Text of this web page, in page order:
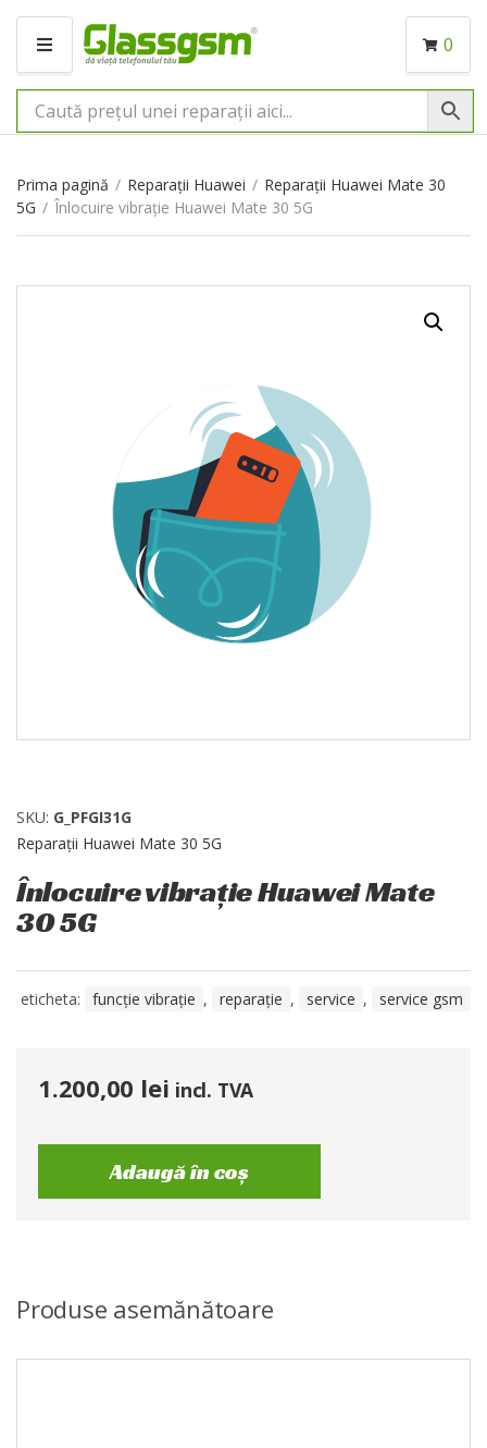
M
N
I
0
Prima pagină / Reparații Huawei / Reparații Huawei Mate 30
5G / Înlocuire vibrație Huawei Mate 30 5G
SKU: G_PFGI31G
Reparații Huawei Mate 30 5G
Înlocuire vibrație Huawei Mate
30 5G
eticheta: funcție vibrație , reparație , service , service gsm
1.200,00 lei incl. TVA
Adaugă în coș
Produse asemănătoare